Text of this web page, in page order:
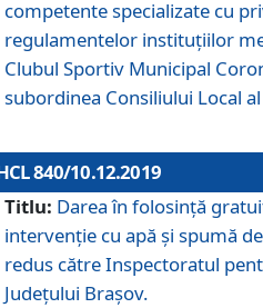
competente specializate cu
regulamentelor instituțiilor
Clubul Sportiv Municipal
subordinea Consiliului Local
840/10.12.2019
Titlu: Darea în folosință
intervenție cu apă și spumă
redus către Inspectoratul
Judeţului Brașov.